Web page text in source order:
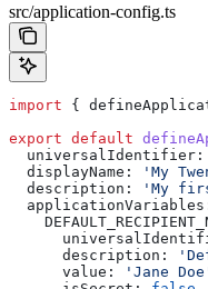
src/application-config.ts
import {
export default
  universalIdentifier:
  displayName:
'My
  description:
'My
      description:
      value:
'Jane